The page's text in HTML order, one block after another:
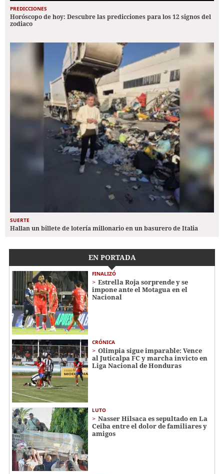
PREDICCIONES
Horóscopo de hoy: Descubre las predicciones para los 12 signos del
zodiaco
SUERTE
Hallan un billete de lotería millonario en un basurero de Italia
EN PORTADA
FINALIZÓ
Estrella Roja sorprende y se
impone ante el Motagua en el
Nacional
CRÓNICA
Olimpia sigue imparable: Vence
al Juticalpa FC y marcha invicto en
Liga Nacional de Honduras
LUTO
Nasser Hilsaca es sepultado en La
Ceiba entre el dolor de familiares y
amigos